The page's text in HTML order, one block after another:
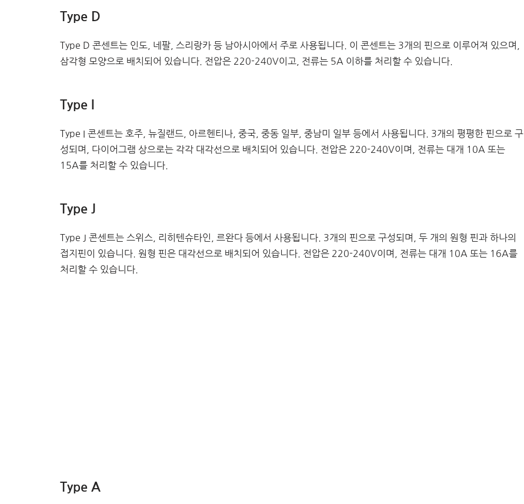
Type D
Type D 콘센트는 인도, 네팔, 스리랑카 등 남아시아에서 주로 사용됩니다. 이 콘센트는 3개의 핀으로 이루어져 있으며,
삼각형 모양으로 배치되어 있습니다. 전압은 220-240V이고, 전류는 5A 이하를 처리할 수 있습니다.
Type I
Type I 콘센트는 호주, 뉴질랜드, 아르헨티나, 중국, 중동 일부, 중남미 일부 등에서 사용됩니다. 3개의 평평한 핀으로 구
성되며, 다이어그램 상으로는 각각 대각선으로 배치되어 있습니다. 전압은 220-240V이며, 전류는 대개 10A 또는
15A를 처리할 수 있습니다.
Type J
Type J 콘센트는 스위스, 리히텐슈타인, 르완다 등에서 사용됩니다. 3개의 핀으로 구성되며, 두 개의 원형 핀과 하나의
접지핀이 있습니다. 원형 핀은 대각선으로 배치되어 있습니다. 전압은 220-240V이며, 전류는 대개 10A 또는 16A를
처리할 수 있습니다.
Type A